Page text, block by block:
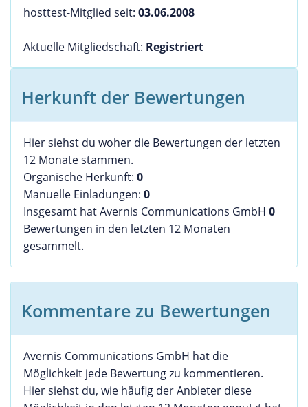
hosttest-Mitglied seit: 03.06.2008
Aktuelle Mitgliedschaft: Registriert
Herkunft der Bewertungen
Hier siehst du woher die Bewertungen der letzten
12 Monate stammen.
Organische Herkunft: 0
Manuelle Einladungen: 0
Insgesamt hat Avernis Communications GmbH 0
Bewertungen in den letzten 12 Monaten
gesammelt.
Kommentare zu Bewertungen
Avernis Communications GmbH hat die
Möglichkeit jede Bewertung zu kommentieren.
Hier siehst du, wie häufig der Anbieter diese